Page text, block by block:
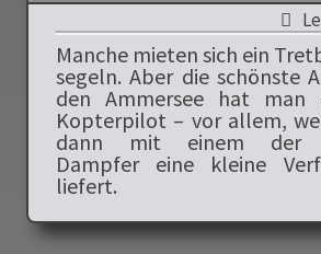
Manche mieten sich ein
segeln. Aber die schönste
den Ammersee hat man
Kopterpilot – vor allem,
dann mit einem der
Dampfer eine kleine
liefert.